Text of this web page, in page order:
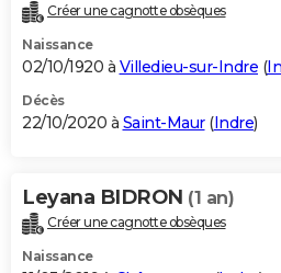
Créer une cagnotte obsèques
Naissance
02/10/1920 à Villedieu-sur-Indre (
Décès
22/10/2020 à Saint-Maur(Indre)
Leyana BIDRON (1 an)
Créer une cagnotte obsèques
Naissance